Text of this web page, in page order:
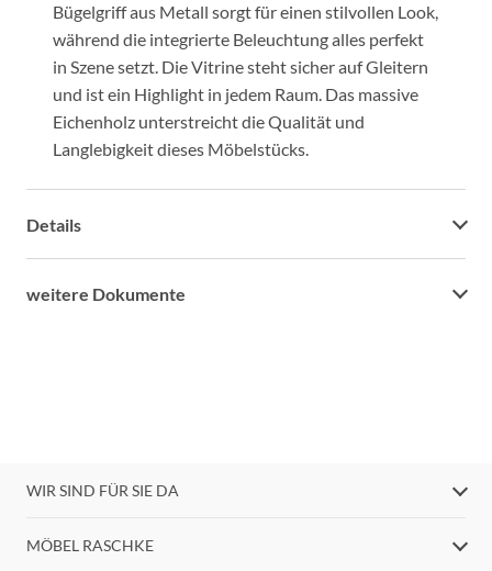
Bügelgriff aus Metall sorgt für einen stilvollen Look,
während die integrierte Beleuchtung alles perfekt
in Szene setzt. Die Vitrine steht sicher auf Gleitern
und ist ein Highlight in jedem Raum. Das massive
Eichenholz unterstreicht die Qualität und
Langlebigkeit dieses Möbelstücks.
Details
weitere Dokumente
WIR SIND FÜR SIE DA
MÖBEL RASCHKE